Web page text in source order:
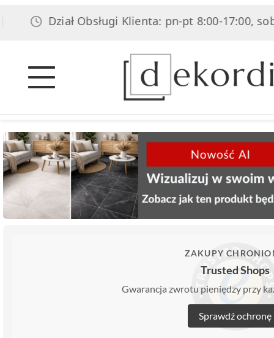
Dział Obsługi Klienta: pn-pt 8:00-17:00, sob 8:00-
ZAKUPY
Trusted Shops
Gwarancja zwrotu pieniędzy przy
Sprawdź ochronę